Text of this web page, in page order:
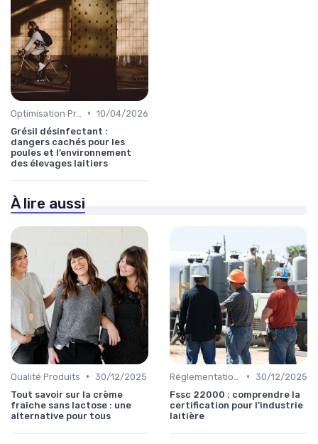
• 10/04/2026
Grésil désinfectant :
dangers cachés pour les
poules et l’environnement
des élevages laitiers
À lire aussi
Qualité Produits • 30/12/2025
Tout savoir sur la crème
fraîche sans lactose : une
alternative pour tous
• 30/12/2025
Fssc 22000 : comprendre la
certification pour l’industrie
laitière